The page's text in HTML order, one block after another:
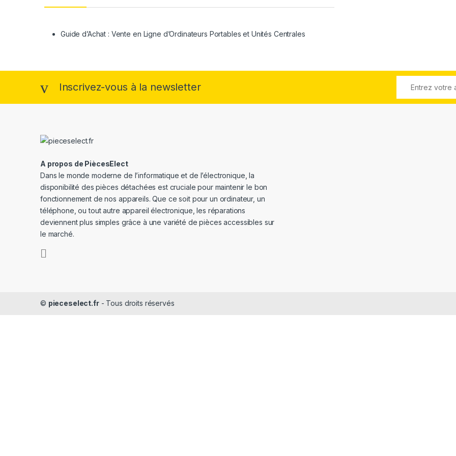
Guide d’Achat : Vente en Ligne d’Ordinateurs Portables et Unités Centrales
Inscrivez-vous à la newsletter
A propos de PiècesElect
Dans le monde moderne de l’informatique et de l’électronique, la
disponibilité des pièces détachées est cruciale pour maintenir le bon
fonctionnement de nos appareils. Que ce soit pour un ordinateur, un
téléphone, ou tout autre appareil électronique, les réparations
deviennent plus simples grâce à une variété de pièces accessibles sur
le marché.
© pieceselect.fr- Tous droits réservés